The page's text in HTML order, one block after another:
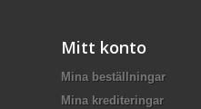
Mitt konto
Mina beställningar
Mina krediteringar